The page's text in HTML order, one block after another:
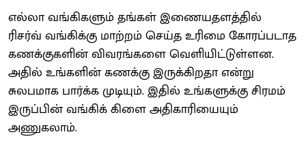
எல்லா வங்கிகளும் தங்கள் இணையதளத்தில்
ரிசர்வ் வங்கிக்கு மாற்றம் செய்த உரிமை கோரப்படாத
கணக்குகளின் விவரங்களை வெளியிட்டுள்ளன.
அதில் உங்களின் கணக்கு இருக்கிறதா என்று
சுலபமாக பார்க்க முடியும். இதில் உங்களுக்கு சிரமம்
இருப்பின் வங்கிக் கிளை அதிகாரியையும்
அணுகலாம்.